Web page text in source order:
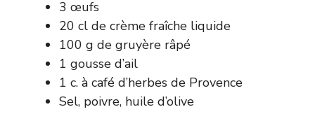
3 œufs
20 cl de crème fraîche liquide
100 g de gruyère râpé
1 gousse d’ail
1 c. à café d’herbes de Provence
Sel, poivre, huile d’olive